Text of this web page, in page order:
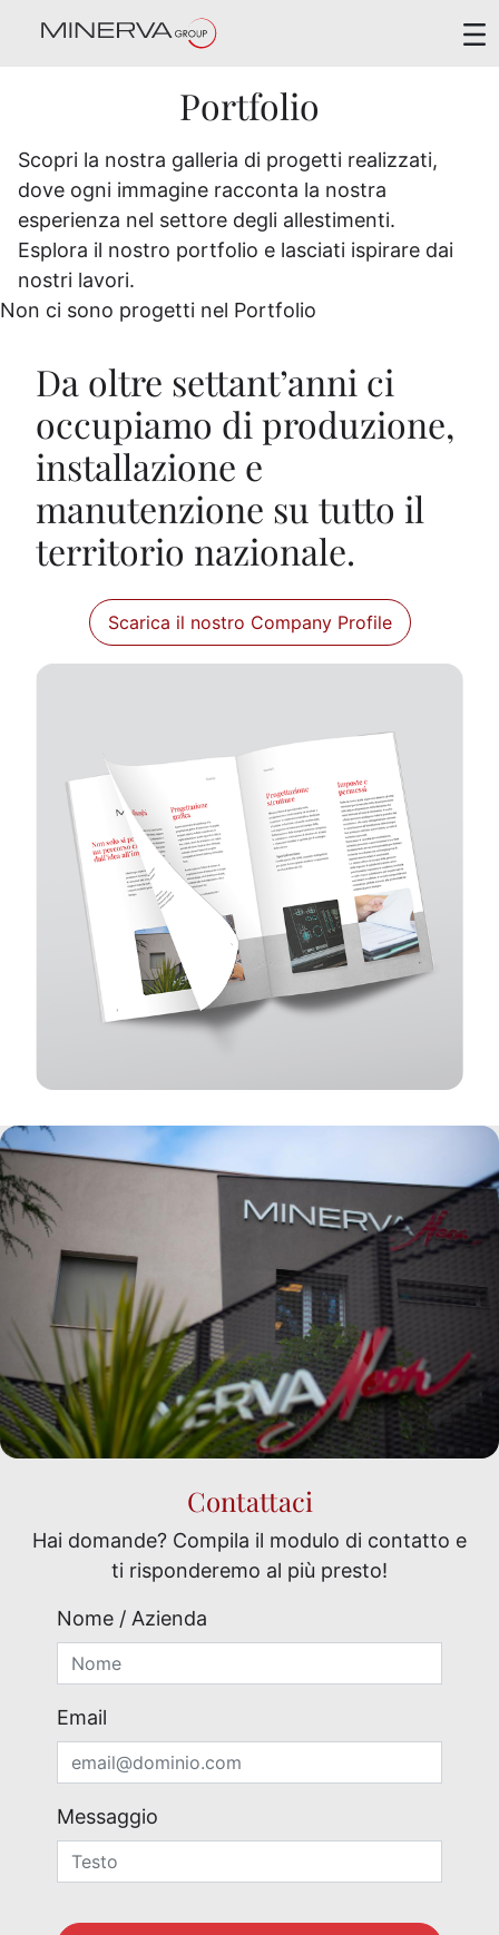
Portfolio
Scopri la nostra galleria di progetti realizzati,
dove ogni immagine racconta la nostra
esperienza nel settore degli allestimenti.
Esplora il nostro portfolio e lasciati ispirare dai
nostri lavori.
Non ci sono progetti nel Portfolio
Da oltre settant’anni ci
occupiamo di produzione,
installazione e
manutenzione su tutto il
territorio nazionale.
Scarica il nostro Company Profile
Contattaci
Hai domande? Compila il modulo di contatto e
ti risponderemo al più presto!
Nome / Azienda
Email
Messaggio